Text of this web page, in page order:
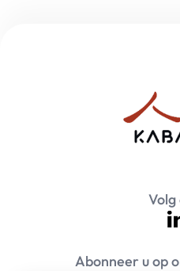
Volg
Abonneer u op